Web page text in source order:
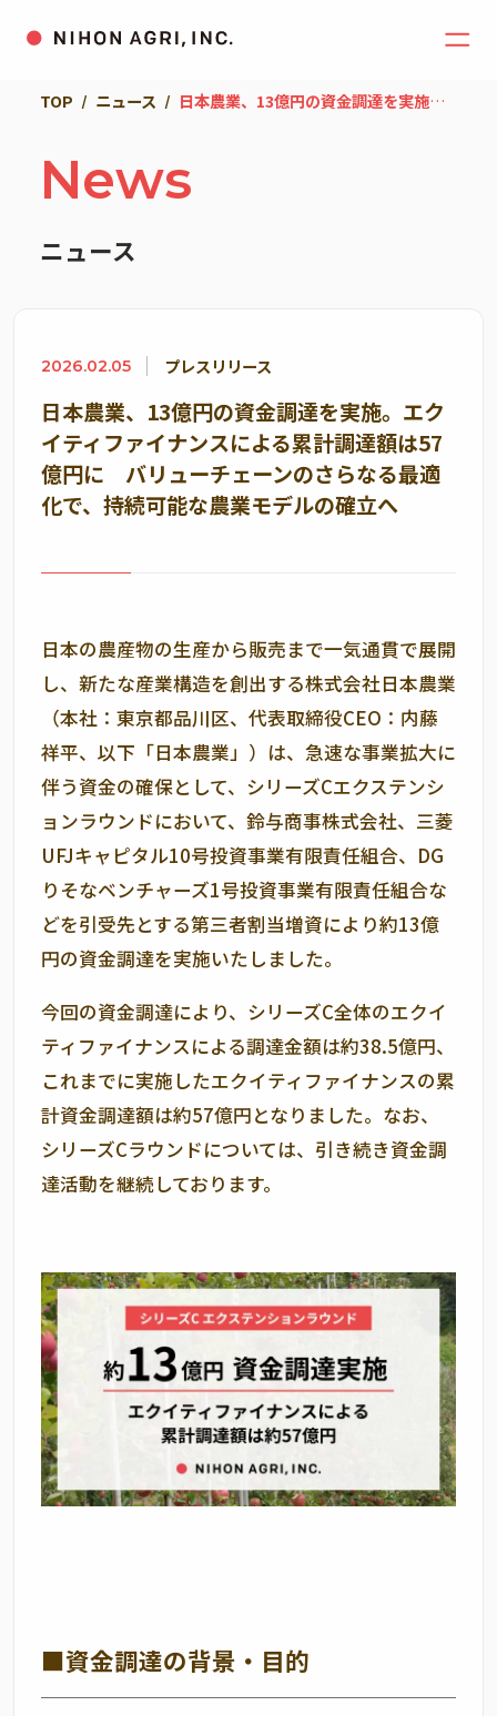
TOP ニュース 日本農業、13億円の資金調達を実施。エクイティファイナンスによる累計調達額は57億円に バリューチェーンのさらなる最適化で、持続可能な農業モデルの確立へ
News
ニュース
2026.02.05 プレスリリース
日本農業、13億円の資金調達を実施。エク
イティファイナンスによる累計調達額は57
億円に バリューチェーンのさらなる最適
化で、持続可能な農業モデルの確立へ
日本の農産物の生産から販売まで一気通貫で展開
し、新たな産業構造を創出する株式会社日本農業
（本社：東京都品川区、代表取締役CEO ：内藤
祥平、以下「日本農業」）は、急速な事業拡大に
伴う資金の確保として、シリーズCエクステンシ
ョンラウンドにおいて、鈴与商事株式会社、三菱
UFJキャピタル10号投資事業有限責任組合、 DG
りそなベンチャーズ1号投資事業有限責任組合な
どを引受先とする第三者割当増資により約13億
円の資金調達を実施いたしました。
今回の資金調達により、シリーズC全体のエクイ
ティファイナンスによる調達金額は約38.5億円、
これまでに実施したエクイティファイナンスの累
計資金調達額は約57億円となりました。なお、
シリーズCラウンドについては、引き続き資金調
達活動を継続しております。
■資金調達の背景・目的